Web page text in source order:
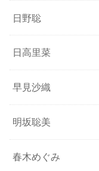
日野聡
日高里菜
早見沙織
明坂聡美
春木めぐみ